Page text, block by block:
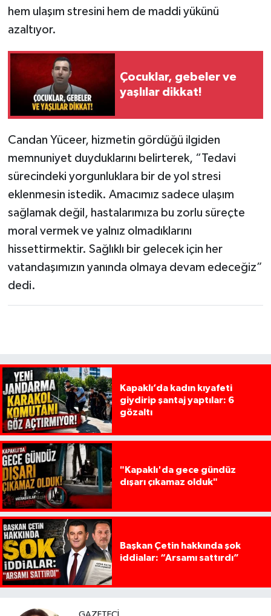
hem ulaşım stresini hem de maddi yükünü
azaltıyor.
Çocuklar, gebeler ve
yaşlılar dikkat!
Candan Yüceer, hizmetin gördüğü ilgiden
memnuniyet duyduklarını belirterek, “Tedavi
sürecindeki yorgunluklara bir de yol stresi
eklenmesin istedik. Amacımız sadece ulaşım
sağlamak değil, hastalarımıza bu zorlu süreçte
moral vermek ve yalnız olmadıklarını
hissettirmektir. Sağlıklı bir gelecek için her
vatandaşımızın yanında olmaya devam edeceğiz”
dedi.
Kapaklı’da kadın kıyafeti
giydirip şantaj yaptılar: 6
gözaltı
"Kapaklı'da gece gündüz
dışarı çıkamaz olduk"
Başkan Çetin hakkında şok
iddialar: “Arsamı sattırdı”